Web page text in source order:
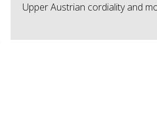
Upper Austrian cordiality and